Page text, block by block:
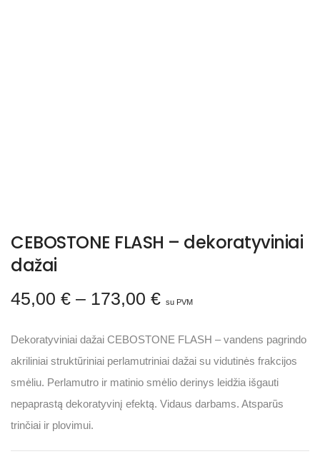
CEBOSTONE FLASH – dekoratyviniai
dažai
45,00 € – 173,00 € su PVM
Dekoratyviniai dažai CEBOSTONE FLASH – vandens pagrindo
akriliniai struktūriniai perlamutriniai dažai su vidutinės frakcijos
smėliu. Perlamutro ir matinio smėlio derinys leidžia išgauti
nepaprastą dekoratyvinį efektą. Vidaus darbams. Atsparūs
trinčiai ir plovimui.